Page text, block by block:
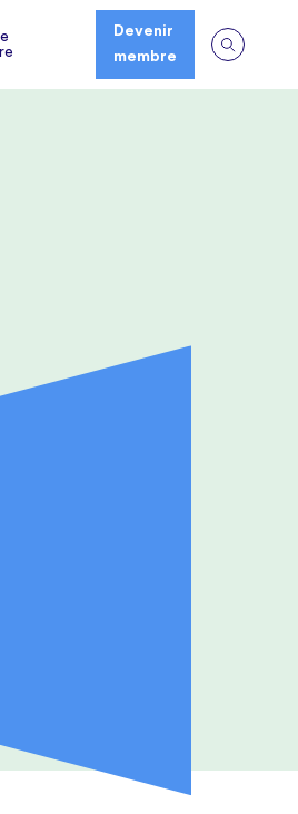
Devenir
membre